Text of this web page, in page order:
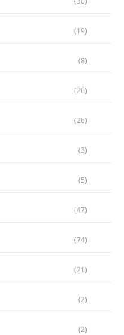
(19)
(8)
(26)
(26)
(3)
(5)
(47)
(74)
(21)
(2)
(2)